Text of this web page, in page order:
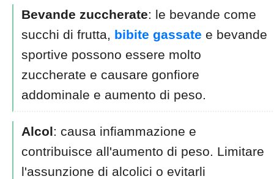
Bevande zuccherate: le bevande come
succhi di frutta, bibite gassate e bevande
sportive possono essere molto
zuccherate e causare gonfiore
addominale e aumento di peso.
Alcol: causa infiammazione e
contribuisce all'aumento di peso. Limitare
l'assunzione di alcolici o evitarli